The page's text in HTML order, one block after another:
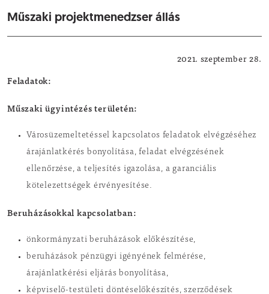
Műszaki projektmenedzser állás
2021. szeptember 28.
Feladatok:
Műszaki ügyintézés területén:
Városüzemeltetéssel kapcsolatos feladatok elvégzéséhez
árajánlatkérés bonyolítása, feladat elvégzésének
ellenőrzése, a teljesítés igazolása, a garanciális
kötelezettségek érvényesítése.
Beruházásokkal kapcsolatban:
önkormányzati beruházások előkészítése,
beruházások pénzügyi igényének felmérése,
árajánlatkérési eljárás bonyolítása,
képviselő-testületi döntéselőkészítés, szerződések